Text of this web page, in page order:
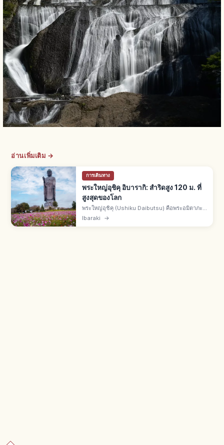
อ่านเพิ่มเติม →
การเดินทาง
พระใหญ่อุชิคุ อิบารากิ: สำริดสูง 120 ม. ที่
สูงสุดของโลก
พระใหญ่อุชิคุ (Ushiku Daibutsu) คือพระอมิตาภะ
สำริดในอุชิคุ จ.อิบารากิ สูงรวม 120 ม. (ฐาน 20 +
Ibaraki →